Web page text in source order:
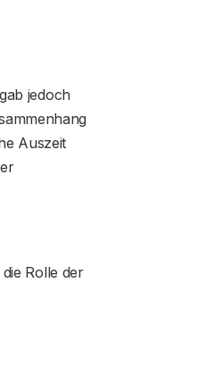
jedoch
Auszeit
Rolle der